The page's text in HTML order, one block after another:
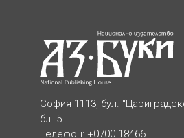
София 1113, бул.
бл. 5
Телефон: +0700 18466